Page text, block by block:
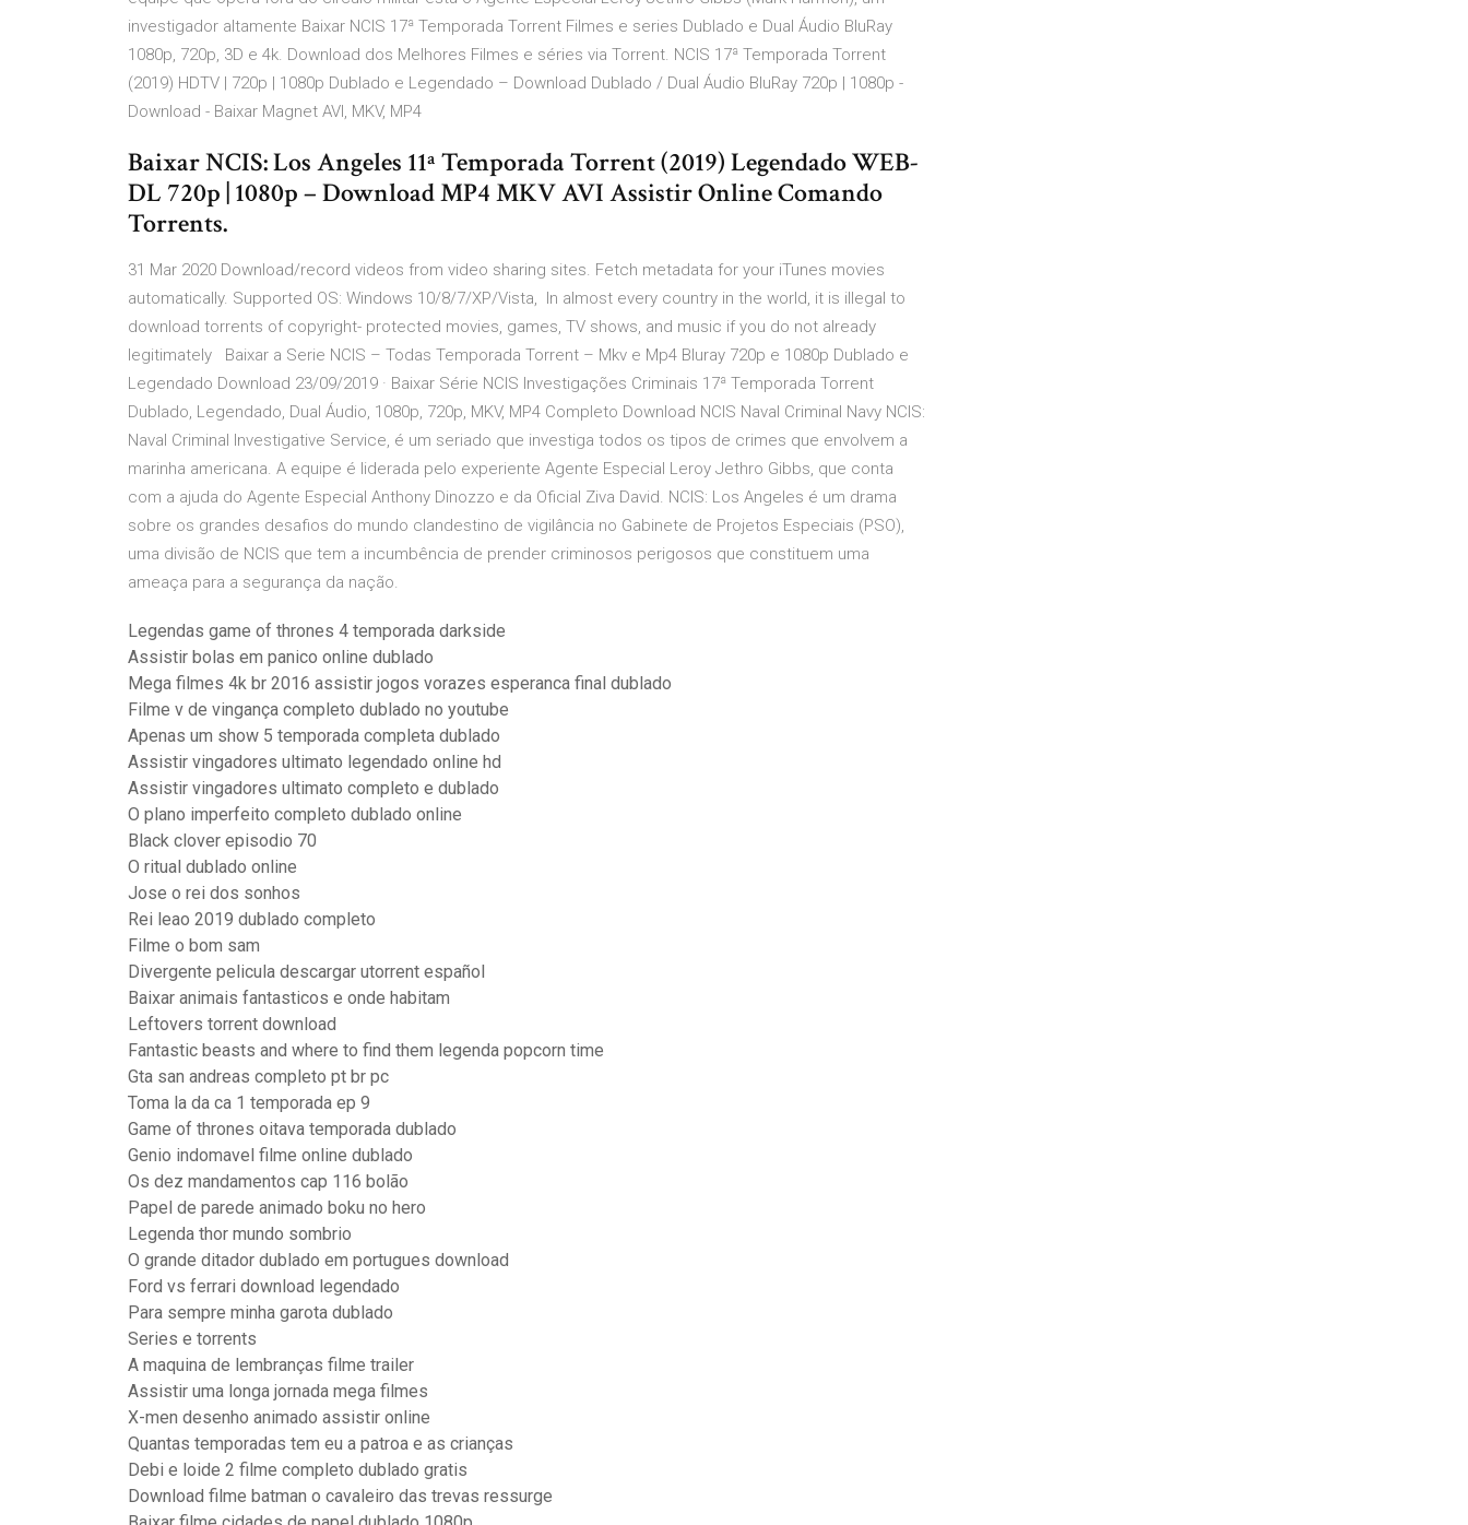
investigador altamente Baixar NCIS 17ª Temporada Torrent Filmes e series Dublado e Dual Áudio BluRay
1080p, 720p, 3D e 4k. Download dos Melhores Filmes e séries via Torrent. NCIS 17ª Temporada Torrent
(2019) HDTV | 720p | 1080p Dublado e Legendado – Download Dublado / Dual Áudio BluRay 720p | 1080p -
Download - Baixar Magnet AVI, MKV, MP4
Baixar NCIS: Los Angeles 11ª Temporada Torrent (2019) Legendado WEB-
DL 720p | 1080p – Download MP4 MKV AVI Assistir Online Comando
Torrents.
31 Mar 2020 Download/record videos from video sharing sites. Fetch metadata for your iTunes movies
automatically. Supported OS: Windows 10/8/7/XP/Vista, In almost every country in the world, it is illegal to
download torrents of copyright- protected movies, games, TV shows, and music if you do not already
legitimately Baixar a Serie NCIS – Todas Temporada Torrent – Mkv e Mp4 Bluray 720p e 1080p Dublado e
Legendado Download 23/09/2019 · Baixar Série NCIS Investigações Criminais 17ª Temporada Torrent
Dublado, Legendado, Dual Áudio, 1080p, 720p, MKV, MP4 Completo Download NCIS Naval Criminal Navy NCIS:
Naval Criminal Investigative Service, é um seriado que investiga todos os tipos de crimes que envolvem a
marinha americana. A equipe é liderada pelo experiente Agente Especial Leroy Jethro Gibbs, que conta
com a ajuda do Agente Especial Anthony Dinozzo e da Oficial Ziva David. NCIS: Los Angeles é um drama
sobre os grandes desafios do mundo clandestino de vigilância no Gabinete de Projetos Especiais (PSO),
uma divisão de NCIS que tem a incumbência de prender criminosos perigosos que constituem uma
ameaça para a segurança da nação.
Legendas game of thrones 4 temporada darkside
Assistir bolas em panico online dublado
Mega filmes 4k br 2016 assistir jogos vorazes esperanca final dublado
Filme v de vingança completo dublado no youtube
Apenas um show 5 temporada completa dublado
Assistir vingadores ultimato legendado online hd
Assistir vingadores ultimato completo e dublado
O plano imperfeito completo dublado online
Black clover episodio 70
O ritual dublado online
Jose o rei dos sonhos
Rei leao 2019 dublado completo
Filme o bom sam
Divergente pelicula descargar utorrent español
Baixar animais fantasticos e onde habitam
Leftovers torrent download
Fantastic beasts and where to find them legenda popcorn time
Gta san andreas completo pt br pc
Toma la da ca 1 temporada ep 9
Game of thrones oitava temporada dublado
Genio indomavel filme online dublado
Os dez mandamentos cap 116 bolão
Papel de parede animado boku no hero
Legenda thor mundo sombrio
O grande ditador dublado em portugues download
Ford vs ferrari download legendado
Para sempre minha garota dublado
Series e torrents
A maquina de lembranças filme trailer
Assistir uma longa jornada mega filmes
X-men desenho animado assistir online
Quantas temporadas tem eu a patroa e as crianças
Debi e loide 2 filme completo dublado gratis
Download filme batman o cavaleiro das trevas ressurge